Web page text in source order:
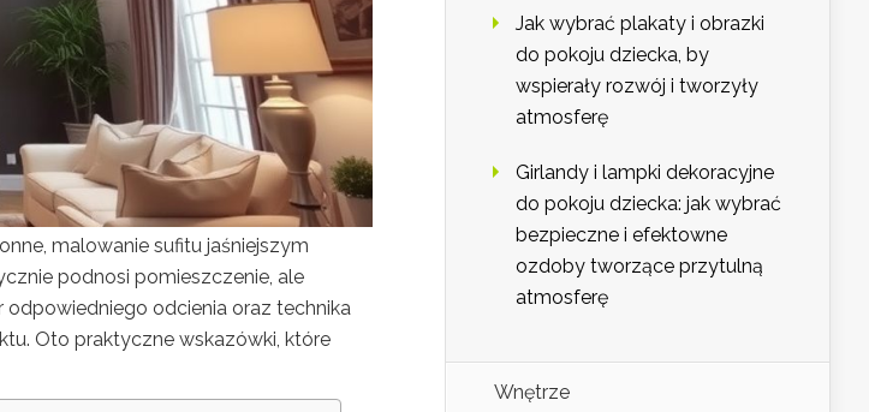
malowanie sufitu jaśniejszym
podnosi pomieszczenie, ale
odcienia oraz technika
Oto praktyczne wskazówki, które
Jak wybrać plakaty i obrazki
do pokoju dziecka, by
wspierały rozwój i tworzyły
atmosferę
Girlandy i lampki dekoracyjne
do pokoju dziecka: jak wybrać
bezpieczne i efektowne
ozdoby tworzące przytulną
atmosferę
Wnętrze